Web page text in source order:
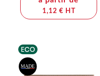
1,12 € HT